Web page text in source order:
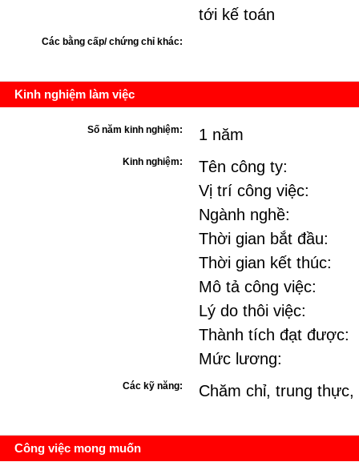
tới kế toán
Các bằng cấp/ chứng chỉ khác:
Kinh nghiệm làm việc
Số năm kinh nghiệm: 1 năm
Kinh nghiệm:
Tên công ty:
Vị trí công việc:
Ngành nghề:
Thời gian bắt đầu:
Thời gian kết thúc:
Mô tả công việc:
Lý do thôi việc:
Thành tích đạt được:
Mức lương:
Các kỹ năng: Chăm chỉ, trung thực,
Công việc mong muốn